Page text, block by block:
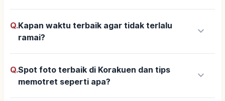
Q.Kapan waktu terbaik agar tidak terlalu
ramai?
keyboard_arrow_down
Q.Spot foto terbaik di Korakuen dan tips
memotret seperti apa?
keyboard_arrow_down